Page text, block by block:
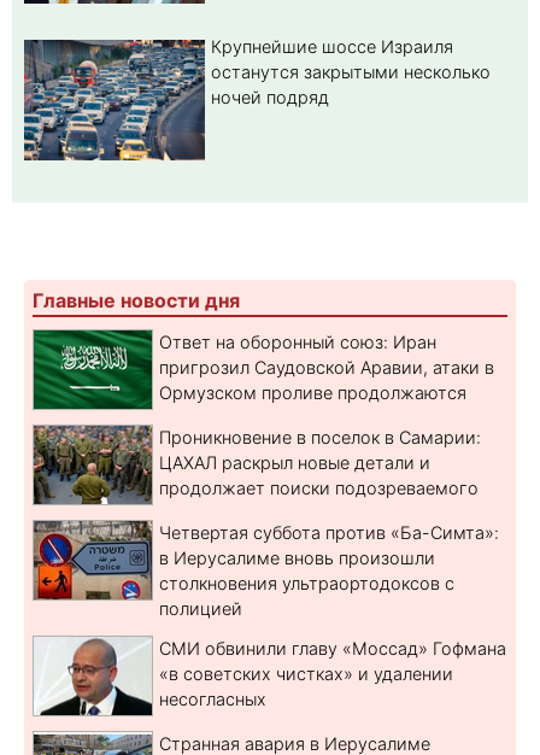
Крупнейшие шоссе Израиля
останутся закрытыми несколько
ночей подряд
Главные новости дня
Ответ на оборонный союз: Иран
пригрозил Саудовской Аравии, атаки в
Ормузском проливе продолжаются
Проникновение в поселок в Самарии:
ЦАХАЛ раскрыл новые детали и
продолжает поиски подозреваемого
Четвертая суббота против «Ба-Симта»:
в Иерусалиме вновь произошли
столкновения ультраортодоксов с
полицией
СМИ обвинили главу «Моссад» Гофмана
«в советских чистках» и удалении
несогласных
Странная авария в Иерусалиме